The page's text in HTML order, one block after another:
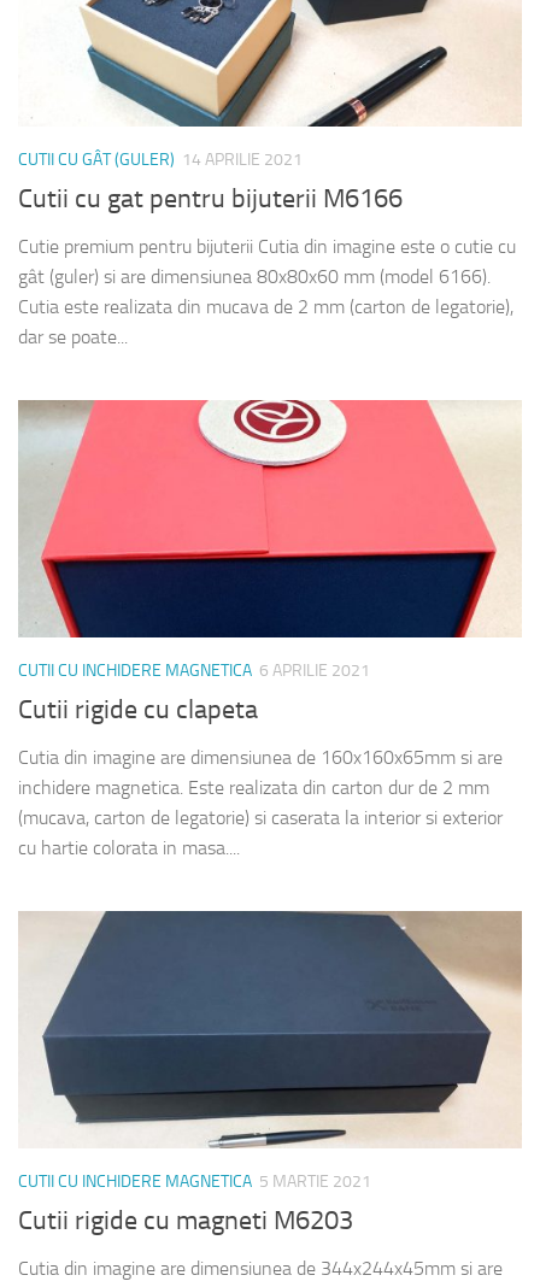
CUTII CU GÂT (GULER) 14 APRILIE 2021
Cutii cu gat pentru bijuterii M6166
Cutie premium pentru bijuterii Cutia din imagine este o cutie cu
gât (guler) si are dimensiunea 80x80x60 mm (model 6166).
Cutia este realizata din mucava de 2 mm (carton de legatorie),
dar se poate...
CUTII CU INCHIDERE MAGNETICA 6 APRILIE 2021
Cutii rigide cu clapeta
Cutia din imagine are dimensiunea de 160x160x65mm si are
inchidere magnetica. Este realizata din carton dur de 2 mm
(mucava, carton de legatorie) si caserata la interior si exterior
cu hartie colorata in masa....
CUTII CU INCHIDERE MAGNETICA 5 MARTIE 2021
Cutii rigide cu magneti M6203
Cutia din imagine are dimensiunea de 344x244x45mm si are